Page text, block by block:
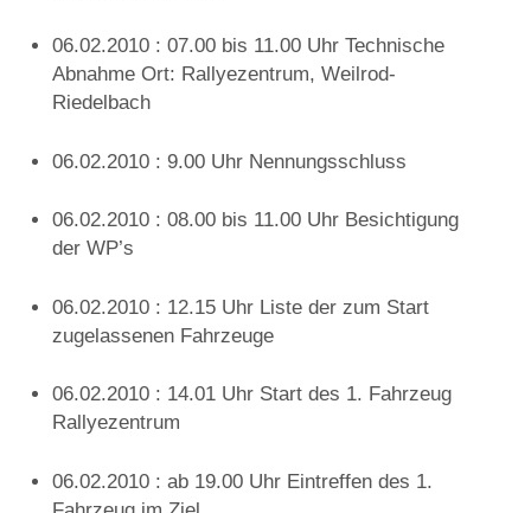
06.02.2010 : 07.00 bis 11.00 Uhr Technische
Abnahme Ort: Rallyezentrum, Weilrod-
Riedelbach
06.02.2010 : 9.00 Uhr Nennungsschluss
06.02.2010 : 08.00 bis 11.00 Uhr Besichtigung
der WP’s
06.02.2010 : 12.15 Uhr Liste der zum Start
zugelassenen Fahrzeuge
06.02.2010 : 14.01 Uhr Start des 1. Fahrzeug
Rallyezentrum
06.02.2010 : ab 19.00 Uhr Eintreffen des 1.